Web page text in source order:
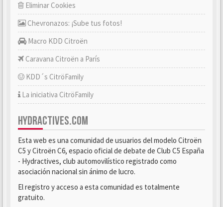
Eliminar Cookies
Chevronazos: ¡Sube tus fotos!
Macro KDD Citroën
Caravana Citroën a París
KDD´s CitröFamily
La iniciativa CitröFamily
HYDRACTIVES.COM
Esta web es una comunidad de usuarios del modelo Citroën
C5 y Citroën C6, espacio oficial de debate de Club C5 España
- Hydractives, club automovilístico registrado como
asociación nacional sin ánimo de lucro.
El registro y acceso a esta comunidad es totalmente
gratuito.